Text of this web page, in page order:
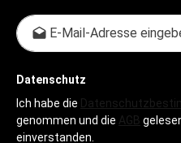
Datenschutz
Ich habe die
genommen und die AGB
einverstanden.